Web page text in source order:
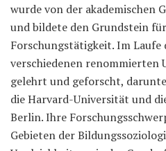
wurde von der akademischen
und bildete den Grundstein
Forschungstätigkeit. Im Laufe
verschiedenen renommierten
gelehrt und geforscht,
die Harvard-Universität und
Berlin. Ihre
Gebieten der